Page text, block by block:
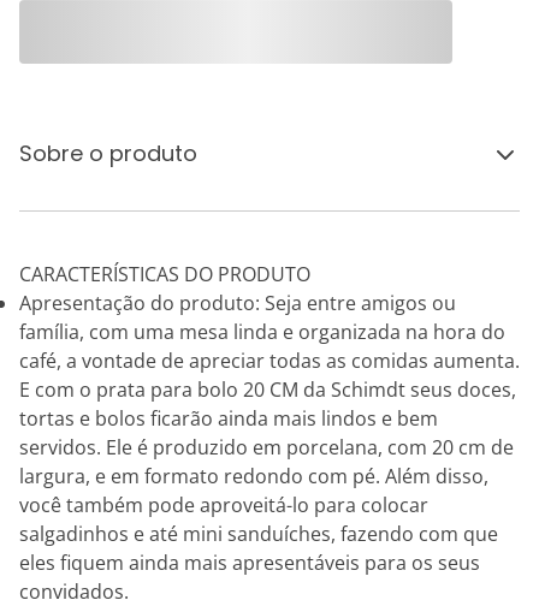
Sobre o produto
CARACTERÍSTICAS DO PRODUTO
Apresentação do produto: Seja entre amigos ou
família, com uma mesa linda e organizada na hora do
café, a vontade de apreciar todas as comidas aumenta.
E com o prata para bolo 20 CM da Schimdt seus doces,
tortas e bolos ficarão ainda mais lindos e bem
servidos. Ele é produzido em porcelana, com 20 cm de
largura, e em formato redondo com pé. Além disso,
você também pode aproveitá-lo para colocar
salgadinhos e até mini sanduíches, fazendo com que
eles fiquem ainda mais apresentáveis para os seus
convidados.